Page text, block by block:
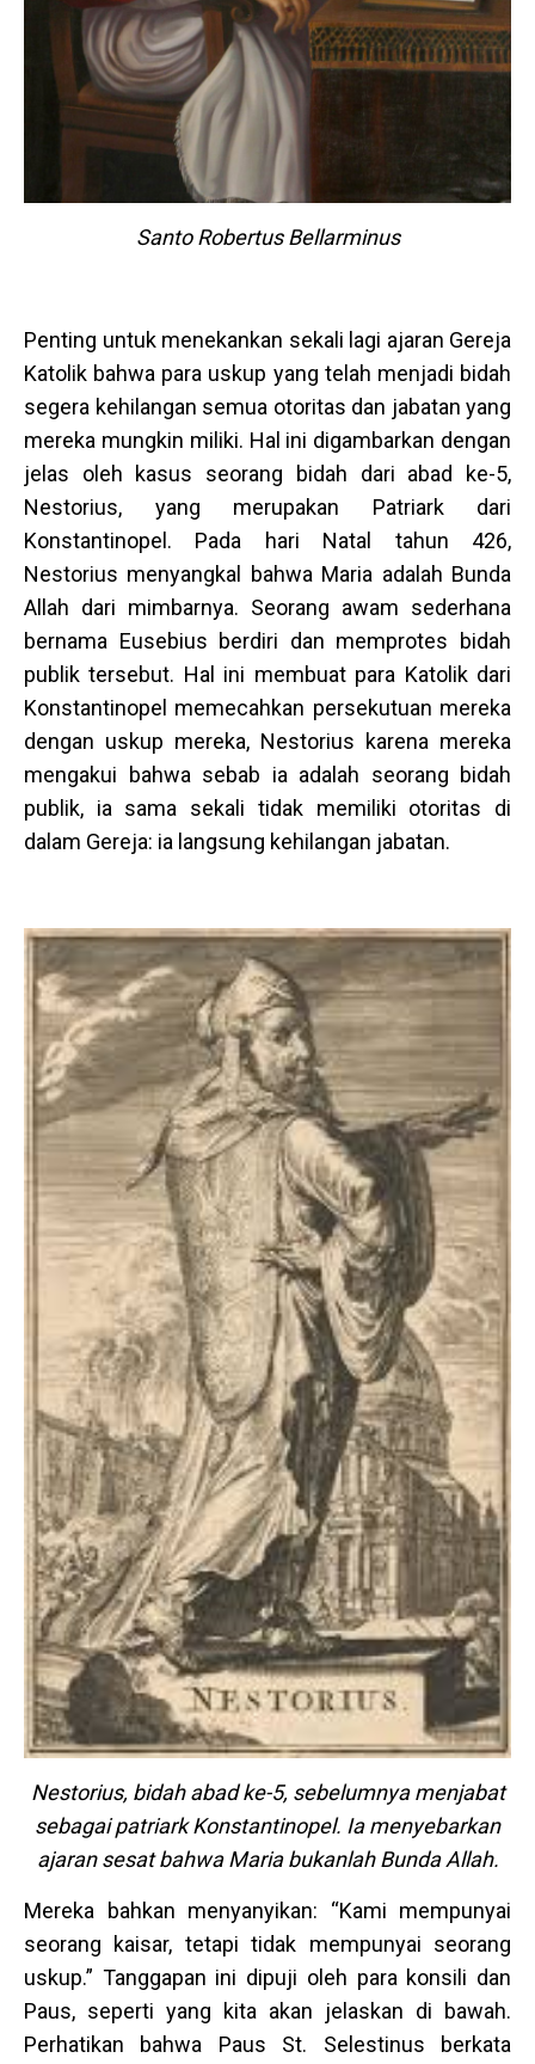
Santo Robertus Bellarminus
Penting untuk menekankan sekali lagi ajaran Gereja
Katolik bahwa para uskup yang telah menjadi bidah
segera kehilangan semua otoritas dan jabatan yang
mereka mungkin miliki. Hal ini digambarkan dengan
jelas oleh kasus seorang bidah dari abad ke-5,
Nestorius, yang merupakan Patriark dari
Konstantinopel. Pada hari Natal tahun 426,
Nestorius menyangkal bahwa Maria adalah Bunda
Allah dari mimbarnya. Seorang awam sederhana
bernama Eusebius berdiri dan memprotes bidah
publik tersebut. Hal ini membuat para Katolik dari
Konstantinopel memecahkan persekutuan mereka
dengan uskup mereka, Nestorius karena mereka
mengakui bahwa sebab ia adalah seorang bidah
publik, ia sama sekali tidak memiliki otoritas di
dalam Gereja: ia langsung kehilangan jabatan.
Nestorius, bidah abad ke-5, sebelumnya menjabat
sebagai patriark Konstantinopel. Ia menyebarkan
ajaran sesat bahwa Maria bukanlah Bunda Allah.
Mereka bahkan menyanyikan: “Kami mempunyai
seorang kaisar, tetapi tidak mempunyai seorang
uskup.” Tanggapan ini dipuji oleh para konsili dan
Paus, seperti yang kita akan jelaskan di bawah.
Perhatikan bahwa Paus St. Selestinus berkata